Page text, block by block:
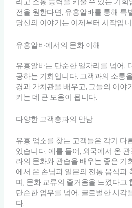
전을 원한다면, 유흥알바를 통해 특
당신의 이야기는 이제부터 시작입
유흥알바에서의 문화 이해
유흥알바는 단순한 일자리를 넘어,
공하는 기회입니다. 고객과의 소통
경과 가치관을 배우고, 그들의 이야
키는 데 큰 도움이 됩니다.
다양한 고객층과의 만남
유흥 업소를 찾는 고객들은 각기 다
있습니다. 예를 들어, 외국에서 온
라의 문화와 관습을 배우는 좋은 기
에서 온 손님과 일본의 전통 음식과
며, 문화 교류의 즐거움을 느꼈다고
단순한 업무를 넘어, 글로벌한 시각
다.